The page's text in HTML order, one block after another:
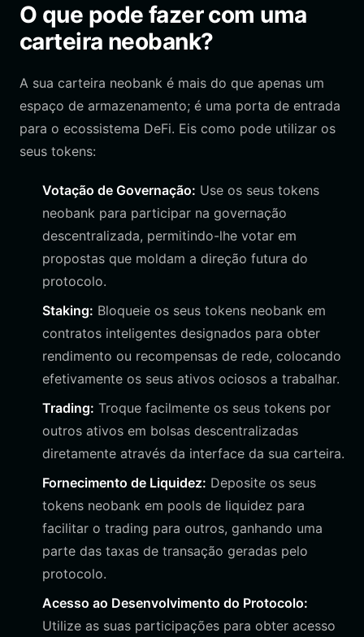
O que pode fazer com uma
carteira neobank?
A sua carteira neobank é mais do que apenas um
espaço de armazenamento; é uma porta de entrada
para o ecossistema DeFi. Eis como pode utilizar os
seus tokens:
Votação de Governação: Use os seus tokens
neobank para participar na governação
descentralizada, permitindo-lhe votar em
propostas que moldam a direção futura do
protocolo.
Staking: Bloqueie os seus tokens neobank em
contratos inteligentes designados para obter
rendimento ou recompensas de rede, colocando
efetivamente os seus ativos ociosos a trabalhar.
Trading: Troque facilmente os seus tokens por
outros ativos em bolsas descentralizadas
diretamente através da interface da sua carteira.
Fornecimento de Liquidez: Deposite os seus
tokens neobank em pools de liquidez para
facilitar o trading para outros, ganhando uma
parte das taxas de transação geradas pelo
protocolo.
Acesso ao Desenvolvimento do Protocolo:
Utilize as suas participações para obter acesso